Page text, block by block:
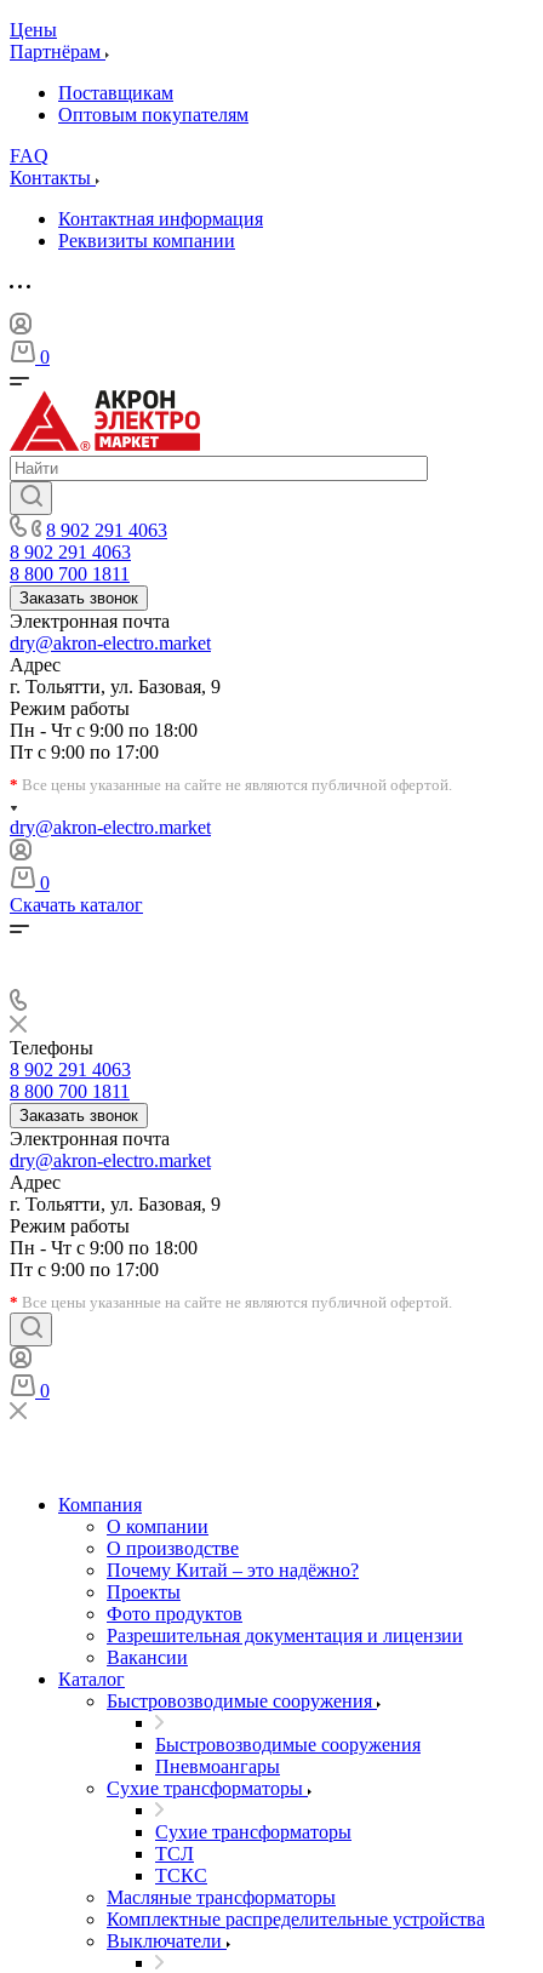
Цены
Партнёрам
Поставщикам
Оптовым покупателям
FAQ
Контакты
Контактная информация
Реквизиты компании
0
8 902 291 4063
8 902 291 4063
8 800 700 1811
Заказать звонок
Электронная почта
dry@akron-electro.market
Адрес
г. Тольятти, ул. Базовая, 9
Режим работы
Пн - Чт с 9:00 по 18:00
Пт с 9:00 по 17:00
* Все цены указанные на сайте не являются публичной офертой.
dry@akron-electro.market
0
Скачать каталог
Телефоны
8 902 291 4063
8 800 700 1811
Заказать звонок
Электронная почта
dry@akron-electro.market
Адрес
г. Тольятти, ул. Базовая, 9
Режим работы
Пн - Чт с 9:00 по 18:00
Пт с 9:00 по 17:00
* Все цены указанные на сайте не являются публичной офертой.
0
Компания
О компании
О производстве
Почему Китай – это надёжно?
Проекты
Фото продуктов
Разрешительная документация и лицензии
Вакансии
Каталог
Быстровозводимые сооружения
Быстровозводимые сооружения
Пневмоангары
Сухие трансформаторы
Сухие трансформаторы
ТСЛ
ТСКС
Масляные трансформаторы
Комплектные распределительные устройства
Выключатели